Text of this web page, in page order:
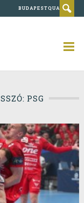
BUDAPESTQUAD
PSG